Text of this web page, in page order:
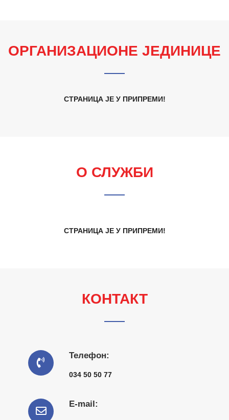
ОРГАНИЗАЦИОНЕ ЈЕДИНИЦЕ
СТРАНИЦА ЈЕ У ПРИПРЕМИ!
О СЛУЖБИ
СТРАНИЦА ЈЕ У ПРИПРЕМИ!
КОНТАКТ
Телефон:
034 50 50 77
Е-mail: